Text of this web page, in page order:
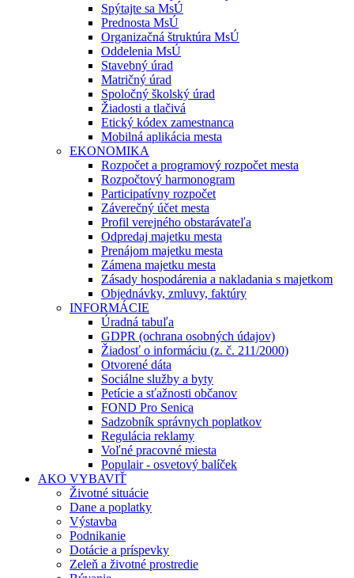
Spýtajte sa MsÚ
Prednosta MsÚ
Organizačná štruktúra MsÚ
Oddelenia MsÚ
Stavebný úrad
Matričný úrad
Spoločný školský úrad
Žiadosti a tlačivá
Etický kódex zamestnanca
Mobilná aplikácia mesta
EKONOMIKA
Rozpočet a programový rozpočet mesta
Rozpočtový harmonogram
Participatívny rozpočet
Záverečný účet mesta
Profil verejného obstarávateľa
Odpredaj majetku mesta
Prenájom majetku mesta
Zámena majetku mesta
Zásady hospodárenia a nakladania s majetkom
Objednávky, zmluvy, faktúry
INFORMÁCIE
Úradná tabuľa
GDPR (ochrana osobných údajov)
Žiadosť o informáciu (z. č. 211/2000)
Otvorené dáta
Sociálne služby a byty
Petície a sťažnosti občanov
FOND Pro Senica
Sadzobník správnych poplatkov
Regulácia reklamy
Voľné pracovné miesta
Populair - osvetový balíček
AKO VYBAVIŤ
Životné situácie
Dane a poplatky
Výstavba
Podnikanie
Dotácie a príspevky
Zeleň a životné prostredie